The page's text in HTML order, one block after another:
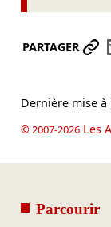
PARTAGER
Dernière mise
© 2007-2026Les
Parcourir